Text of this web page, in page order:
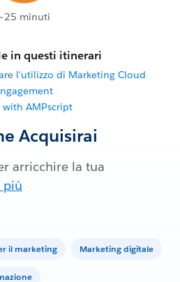
minuti
in questi itinerari
l'utilizzo di Marketing Cloud
with AMPscript
Acquisirai
arricchire la tua
più
il marketing Marketing digitale